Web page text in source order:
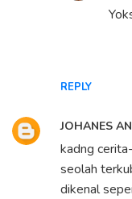
REPLY
JOHANES
kadng
seolah
dikenal